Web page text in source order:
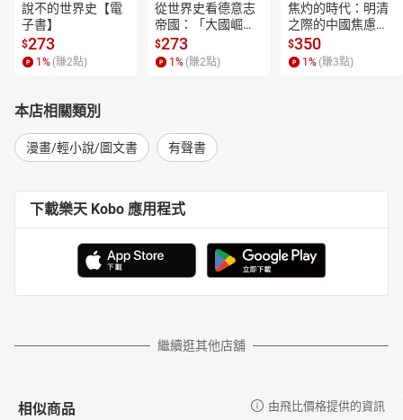
說不的世界史【電
子書】
$273
1 % (賺2點)
從世界史看德意志
帝國：「大國崛
起」的迷思與真實
【電子書】
$273
1 % (賺2點)
焦灼的時代：明清
之際的中國焦慮與
東亞秩序重組【電
子書】
$350
1 % (賺3點)
本店相關類別
漫畫/輕小說/圖文書 有聲書
下載樂天 Kobo 應用程式
繼續逛其他店舖
相似商品 由飛比價格提供的資訊